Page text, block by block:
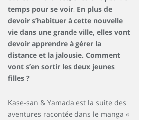
temps pour se voir. En plus de
devoir s’habituer à cette nouvelle
vie dans une grande ville, elles vont
devoir apprendre à gérer la
distance et la jalousie. Comment
vont s’en sortir les deux jeunes
filles ?
Kase-san & Yamada est la suite des
aventures racontée dans le manga «